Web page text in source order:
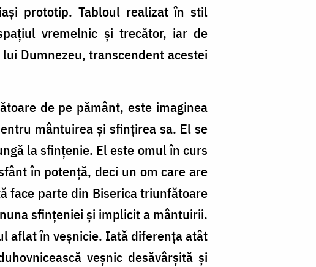
prototip. Tabloul realizat în stil
vremelnic și trecător, iar de
Dumnezeu, transcendent acestei
de pe pământ, este imaginea
mântuirea și sfințirea sa. El se
la sfințenie. El este omul în curs
în potență, deci un om care are
face parte din Biserica triunfătoare
sfințeniei și implicit a mântuirii.
aflat în veșnicie. Iată diferența atât
veșnic desăvârșită și